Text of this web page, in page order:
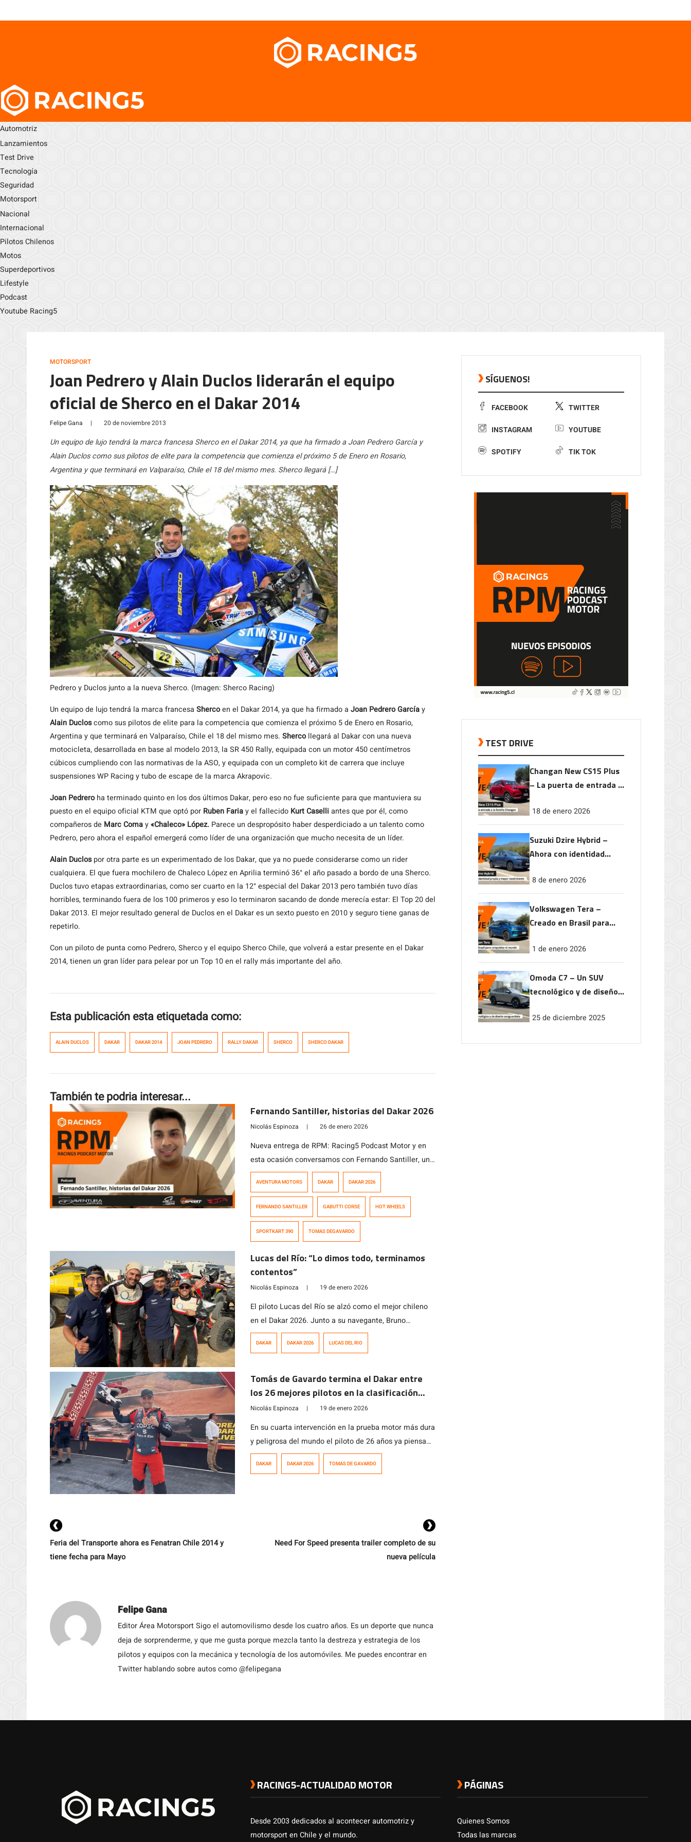
Automotriz
Lanzamientos
Test Drive
Tecnología
Seguridad
Motorsport
Nacional
Internacional
Pilotos Chilenos
Motos
Superdeportivos
Lifestyle
Podcast
Youtube Racing5
MOTORSPORT
Joan Pedrero y Alain Duclos liderarán el equipo
oficial de Sherco en el Dakar 2014
Felipe Gana | 20 de noviembre 2013
Un equipo de lujo tendrá la marca francesa Sherco en el Dakar 2014, ya que ha firmado a Joan Pedrero García y
Alain Duclos como sus pilotos de elite para la competencia que comienza el próximo 5 de Enero en Rosario,
Argentina y que terminará en Valparaíso, Chile el 18 del mismo mes. Sherco llegará […]
Pedrero y Duclos junto a la nueva Sherco. (Imagen: Sherco Racing)
Un equipo de lujo tendrá la marca francesa Shercoen el Dakar 2014, ya que ha firmado a Joan Pedrero Garcíay
Alain Ducloscomo sus pilotos de elite para la competencia que comienza el próximo 5 de Enero en Rosario,
Argentina y que terminará en Valparaíso, Chile el 18 del mismo mes. Shercollegará al Dakar con una nueva
motocicleta, desarrollada en base al modelo 2013, la SR 450 Rally, equipada con un motor 450 centímetros
cúbicos cumpliendo con las normativas de la ASO, y equipada con un completo kit de carrera que incluye
suspensiones WP Racing y tubo de escape de la marca Akrapovic.
Joan Pedreroha terminado quinto en los dos últimos Dakar, pero eso no fue suficiente para que mantuviera su
puesto en el equipo oficial KTM que optó por Ruben Fariay el fallecido Kurt Caselli antes que por él, como
compañeros de Marc Comay«Chaleco» López. Parece un despropósito haber desperdiciado a un talento como
Pedrero, pero ahora el español emergerá como líder de una organización que mucho necesita de un líder.
Alain Duclospor otra parte es un experimentado de los Dakar, que ya no puede considerarse como un rider
cualquiera. El que fuera mochilero de Chaleco López en Aprilia terminó 36° el año pasado a bordo de una Sherco.
Duclos tuvo etapas extraordinarias, como ser cuarto en la 12° especial del Dakar 2013 pero también tuvo días
horribles, terminando fuera de los 100 primeros y eso lo terminaron sacando de donde merecía estar: El Top 20 del
Dakar 2013. El mejor resultado general de Duclos en el Dakar es un sexto puesto en 2010 y seguro tiene ganas de
repetirlo.
Con un piloto de punta como Pedrero, Sherco y el equipo Sherco Chile, que volverá a estar presente en el Dakar
2014, tienen un gran líder para pelear por un Top 10 en el rally más importante del año.
Esta publicación esta etiquetada como:
ALAIN DUCLOS DAKAR DAKAR 2014 JOAN PEDRERO RALLY DAKAR SHERCO SHERCO DAKAR
También te podria interesar...
Fernando Santiller, historias del Dakar 2026
Nicolás Espinoza | 26 de enero 2026
Nueva entrega de RPM: Racing5 Podcast Motor y en
esta ocasión conversamos con Fernando Santiller, un
apasionado de las motos y el motociclismo que
deportivas, lo que le llevó a desempeñarse como
asistente del piloto nacional en el […]
AVENTURA MOTORS DAKAR DAKAR 2026
FERNANDO SANTILLER GABUTTI CORSE HOT WHEELS
SPORTKART 390 TOMAS DEGAVARDO
Lucas del Río: “Lo dimos todo, terminamos
contentos”
Nicolás Espinoza | 19 de enero 2026
El piloto Lucas del Río se alzó como el mejor chileno
en el Dakar 2026. Junto a su navegante, Bruno
Jacomy, culminó en la cuarta posición a 77 segundos
DAKAR DAKAR 2026 LUCAS DEL RIO
Tomás de Gavardo termina el Dakar entre
los 26 mejores pilotos en la clasificación
general
Nicolás Espinoza | 19 de enero 2026
En su cuarta intervención en la prueba motor más dura
y peligrosa del mundo el piloto de 26 años ya piensa
en la próxima edición en Arabia Saudita.
DAKAR DAKAR 2026 TOMAS DE GAVARDO
Feria del Transporte ahora es Fenatran Chile 2014 y
tiene fecha para Mayo
Need For Speed presenta trailer completo de su
nueva película
Felipe Gana
Editor Área Motorsport Sigo el automovilismo desde los cuatro años. Es un deporte que nunca
deja de sorprenderme, y que me gusta porque mezcla tanto la destreza y estrategia de los
pilotos y equipos con la mecánica y tecnología de los automóviles. Me puedes encontrar en
Twitter hablando sobre autos como @felipegana
SÍGUENOS!
FACEBOOK TWITTER
INSTAGRAM YOUTUBE
SPOTIFY TIK TOK
TEST DRIVE
Changan New CS15 Plus
– La puerta de entrada a
18 de enero 2026
Suzuki Dzire Hybrid –
Ahora con identidad
rendimiento
8 de enero 2026
Volkswagen Tera –
Creado en Brasil para
1 de enero 2026
Omoda C7 – Un SUV
tecnológico y de diseño
25 de diciembre 2025
RACING5-ACTUALIDAD MOTOR
Desde 2003 dedicados al acontecer automotriz y
motorsport en Chile y el mundo.
PÁGINAS
Quienes Somos
Todas las marcas